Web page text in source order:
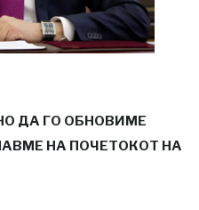
ДА ГО ОБНОВИМЕ
НА ПОЧЕТОКОТ НА